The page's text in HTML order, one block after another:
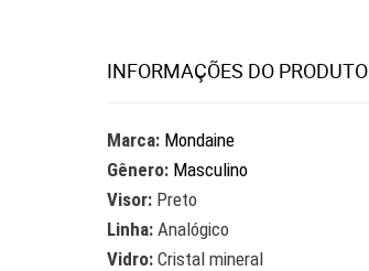
INFORMAÇÕES DO PRODUTO
Marca: Mondaine
Gênero: Masculino
Visor: Preto
Linha: Analógico
Vidro: Cristal mineral